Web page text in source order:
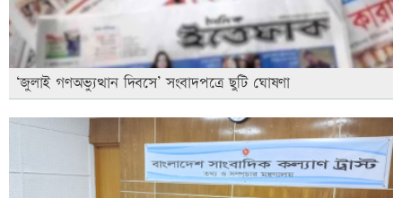
‘জুলাই গণঅভ্যুত্থান দিবসে’ সংবাদপত্রে ছুটি ঘোষণা